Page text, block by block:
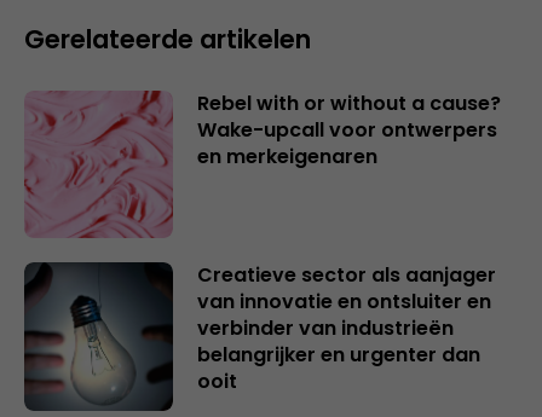
Gerelateerde artikelen
Rebel with or without a cause?
Wake-upcall voor ontwerpers
en merkeigenaren
Creatieve sector als aanjager
van innovatie en ontsluiter en
verbinder van industrieën
belangrijker en urgenter dan
ooit